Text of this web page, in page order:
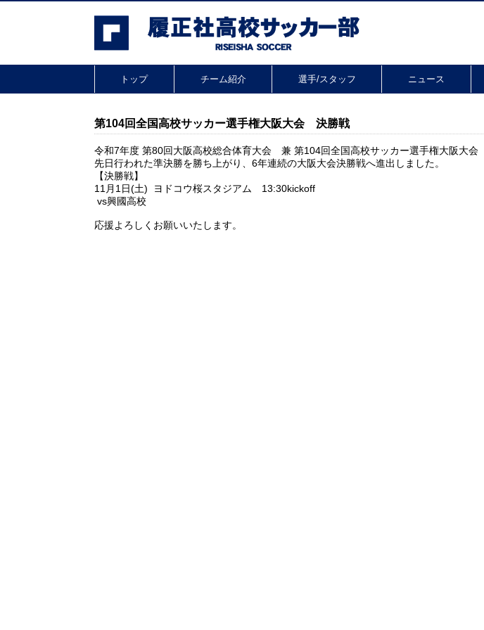
トップ チーム紹介 選手/スタッフ ニュース
第104回全国高校サッカー選手権大阪大会 決勝戦
令和7年度 第80回大阪高校総合体育大会兼 第104回全国高校サッカー選手権大阪大会
先日行われた準決勝を勝ち上がり、6年連続の大阪大会決勝戦へ進出しました。
【決勝戦】
11月1日(土) ヨドコウ桜スタジアム 13:30kickoff
vs興國高校
​応援よろしくお願いいたします。